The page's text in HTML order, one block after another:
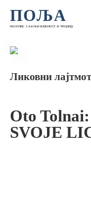
ПОЉА
часопис за књижевност и теорију
Ликовни
Oto
SVOJE